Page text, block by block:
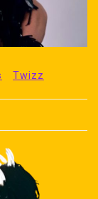
Twizz